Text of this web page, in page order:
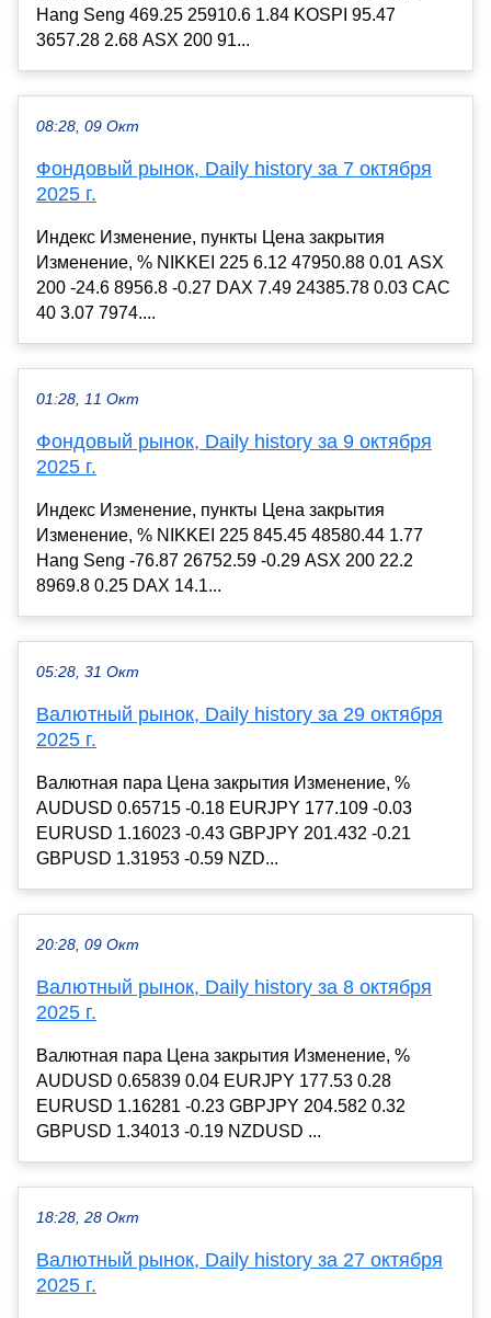
Hang Seng 469.25 25910.6 1.84 KOSPI 95.47
3657.28 2.68 ASX 200 91...
08:28, 09 Окт
Фондовый рынок, Daily history за 7 октября
2025 г.
Индекс Изменение, пункты Цена закрытия
Изменение, % NIKKEI 225 6.12 47950.88 0.01 ASX
200 -24.6 8956.8 -0.27 DAX 7.49 24385.78 0.03 CAC
40 3.07 7974....
01:28, 11 Окт
Фондовый рынок, Daily history за 9 октября
2025 г.
Индекс Изменение, пункты Цена закрытия
Изменение, % NIKKEI 225 845.45 48580.44 1.77
Hang Seng -76.87 26752.59 -0.29 ASX 200 22.2
8969.8 0.25 DAX 14.1...
05:28, 31 Окт
Валютный рынок, Daily history за 29 октября
2025 г.
Валютная пара Цена закрытия Изменение, %
AUDUSD 0.65715 -0.18 EURJPY 177.109 -0.03
EURUSD 1.16023 -0.43 GBPJPY 201.432 -0.21
GBPUSD 1.31953 -0.59 NZD...
20:28, 09 Окт
Валютный рынок, Daily history за 8 октября
2025 г.
Валютная пара Цена закрытия Изменение, %
AUDUSD 0.65839 0.04 EURJPY 177.53 0.28
EURUSD 1.16281 -0.23 GBPJPY 204.582 0.32
GBPUSD 1.34013 -0.19 NZDUSD ...
18:28, 28 Окт
Валютный рынок, Daily history за 27 октября
2025 г.